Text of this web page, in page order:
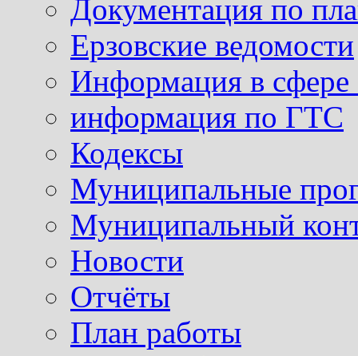
Документация по
Ерзовские ведомости
Информация в сфере
информация по ГТС
Кодексы
Муниципальные
Муниципальный
Новости
Отчёты
План работы